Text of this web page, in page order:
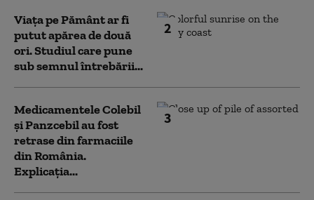
2
Viața pe Pământ ar fi
putut apărea de două
ori. Studiul care pune
sub semnul întrebării...
3
Medicamentele Colebil
și Panzcebil au fost
retrase din farmaciile
din România.
Explicația...